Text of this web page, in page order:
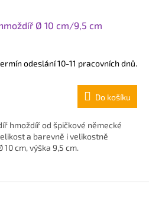
Ø 10 cm/9,5 cm
odeslání 10-11 pracovních dnů.
Do košíku
hmoždíř od špičkové německé
a barevně i velikostně
cm, výška 9,5 cm.